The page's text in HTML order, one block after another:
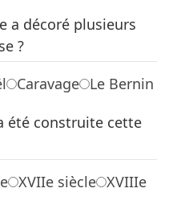
a décoré plusieurs
?
Caravage Le Bernin
été construite cette
XVIIe siècle XVIIIe